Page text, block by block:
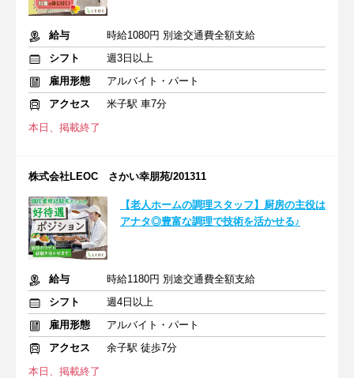
給与
時給1080円 別途交通費全額支給
シフト
週3日以上
雇用形態
アルバイト・パート
アクセス
米子駅 車7分
本日、掲載終了
株式会社LEOC さかい幸朋苑/201311
【老人ホームの調理スタッフ】厨房の主役は
アナタ◎豊富な調理で技術を活かせる♪
給与
時給1180円 別途交通費全額支給
シフト
週4日以上
雇用形態
アルバイト・パート
アクセス
余子駅 徒歩7分
本日、掲載終了